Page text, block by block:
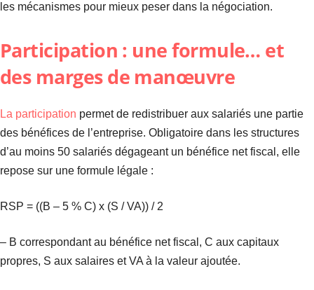
les mécanismes pour mieux peser dans la négociation.
Participation : une formule… et
des marges de manœuvre
La participation permet de redistribuer aux salariés une partie
des bénéfices de l’entreprise. Obligatoire dans les structures
d’au moins 50 salariés dégageant un bénéfice net fiscal, elle
repose sur une formule légale :
RSP = ((B – 5 % C) x (S / VA)) / 2
– B correspondant au bénéfice net fiscal, C aux capitaux
propres, S aux salaires et VA à la valeur ajoutée.